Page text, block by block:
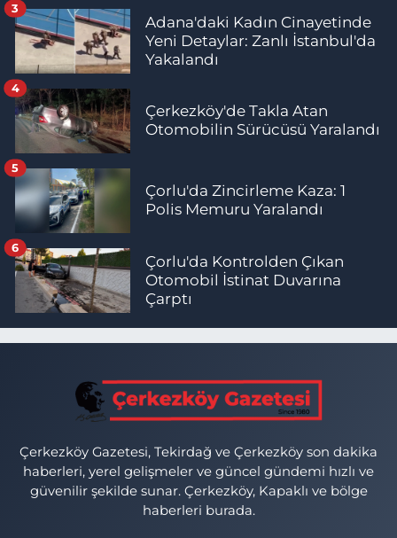
Adana'daki Kadın Cinayetinde
Yeni Detaylar: Zanlı İstanbul'da
Yakalandı
3
Çerkezköy'de Takla Atan
Otomobilin Sürücüsü Yaralandı
4
Çorlu'da Zincirleme Kaza: 1
Polis Memuru Yaralandı
5
Çorlu'da Kontrolden Çıkan
Otomobil İstinat Duvarına
Çarptı
6
Çerkezköy Gazetesi, Tekirdağ ve Çerkezköy son dakika
haberleri, yerel gelişmeler ve güncel gündemi hızlı ve
güvenilir şekilde sunar. Çerkezköy, Kapaklı ve bölge
haberleri burada.